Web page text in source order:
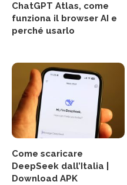
ChatGPT Atlas, come
funziona il browser AI e
perché usarlo
Come scaricare
DeepSeek dall’Italia |
Download APK